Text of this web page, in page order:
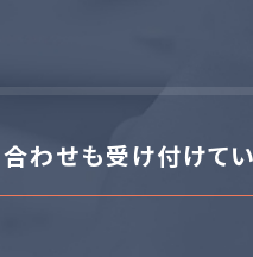
わせも受け付けてい